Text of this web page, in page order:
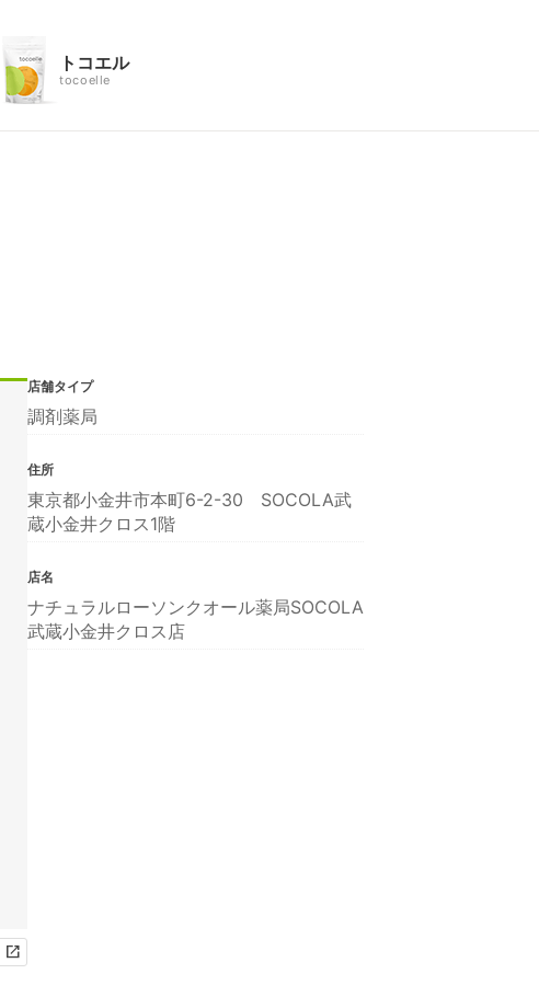
トコエル
tocoelle
店舗タイプ
調剤薬局
住所
東京都小金井市本町6-2-30 SOCOLA武
蔵小金井クロス1階
店名
ナチュラルローソンクオール薬局SOCOLA
武蔵小金井クロス店